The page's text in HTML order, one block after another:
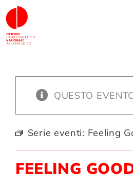
Salta
al
contenuto
QUESTO
Serie eventi: Feeling
FEELING